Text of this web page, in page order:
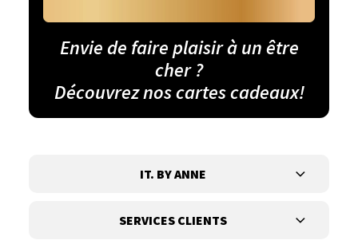
Envie de faire plaisir à un être
cher ?
Découvrez nos cartes cadeaux!
IT. BY ANNE
SERVICES CLIENTS